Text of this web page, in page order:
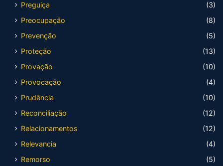
Preguiça
(3)
Preocupação
(8)
Prevenção
(5)
Proteção
(13)
Provação
(10)
Provocação
(4)
Prudência
(10)
Reconciliação
(12)
Relacionamentos
(12)
Relevancia
(4)
Remorso
(5)